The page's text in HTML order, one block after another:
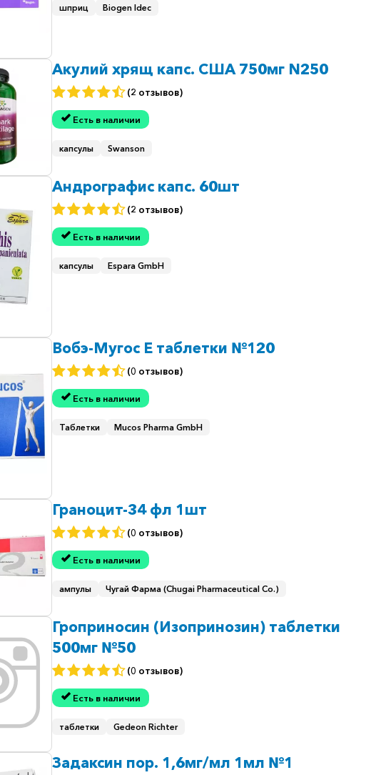
шприц Biogen Idec
Акулий хрящ капс. США 750мг N250
(2 отзывов)
Есть в наличии
капсулы Swanson
Андрографис капс. 60шт
(2 отзывов)
Есть в наличии
капсулы Espara GmbH
Вобэ-Мугос Е таблетки №120
(0 отзывов)
Есть в наличии
Таблетки Mucos Pharma GmbH
Граноцит-34 фл 1шт
(0 отзывов)
Есть в наличии
ампулы Чугай Фарма (Chugai Pharmaceutical Co.)
Гроприносин (Изопринозин) таблетки
500мг №50
(0 отзывов)
Есть в наличии
таблетки Gedeon Richter
Задаксин пор. 1,6мг/мл 1мл №1